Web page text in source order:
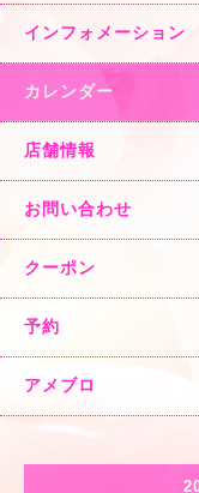
インフォメーション
カレンダー
店舗情報
お問い合わせ
クーポン
予約
アメブロ